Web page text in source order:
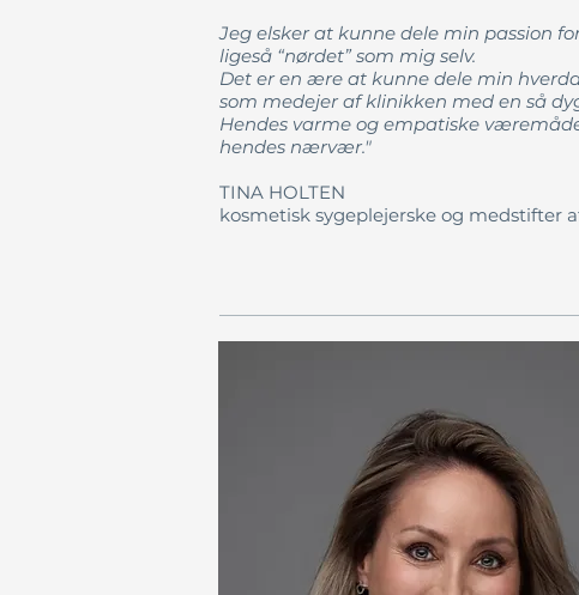
Jeg elsker at kunne dele min passion
ligeså “nørdet” som mig selv.
Det er en ære at kunne dele min
som medejer af klinikken med en så
Hendes varme og empatiske
hendes nærvær."
TINA HOLTEN
kosmetisk sygeplejerske og medstifter